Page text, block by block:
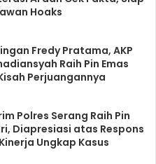
Hoaks
Fredy Pratama, AKP
Raih Pin Emas
Perjuangannya
Polres Serang Raih Pin
Diapresiasi atas Respons
Ungkap Kasus